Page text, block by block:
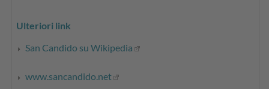
Ulteriori link
San Candido su Wikipedia
www.sancandido.net